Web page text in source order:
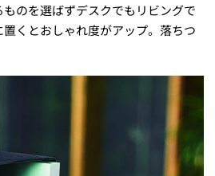
のを選ばずデスクでもリビングで
くとおしゃれ度がアップ。落ちつ